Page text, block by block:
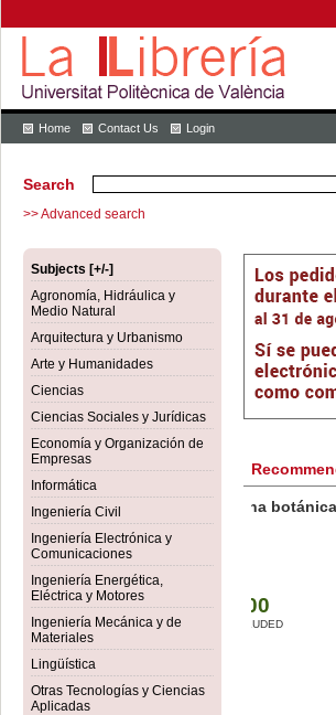
Home Contact Us Login
Search
>> Advanced search
Subjects [+/-]
Agronomía, Hidráulica y
Medio Natural
Arquitectura y Urbanismo
Arte y Humanidades
Ciencias
Ciencias Sociales y Jurídicas
Economía y Organización de
Empresas
Informática
Ingeniería Civil
Ingeniería Electrónica y
Comunicaciones
Ingeniería Energética,
Eléctrica y Motores
Ingeniería Mecánica y de
Materiales
Lingüística
Otras Tecnologías y Ciencias
Aplicadas
Botánica